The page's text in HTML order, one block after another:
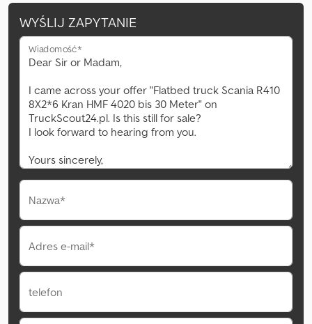
WYŚLIJ ZAPYTANIE
Wiadomość*
Nazwa*
Adres e-mail*
telefon